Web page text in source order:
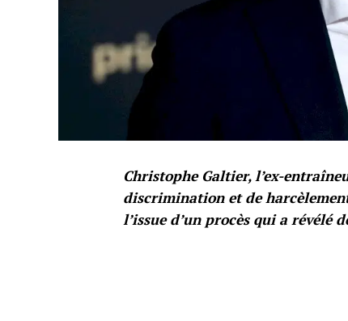
Christophe Galtier, l’ex-
discrimination et de
l’issue d’un procès qui a révélé